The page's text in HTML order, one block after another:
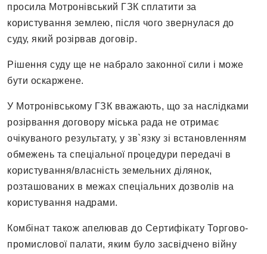
просила Мотронівський ГЗК сплатити за
користування землею, після чого звернулася до
суду, який розірвав договір.
Рішення суду ще не набрало законної сили і може
бути оскаржене.
У Мотронівському ГЗК вважають, що за наслідками
розірвання договору міська рада не отримає
очікуваного результату, у зв`язку зі встановленням
обмежень та спеціальної процедури передачі в
користування/власність земельних ділянок,
розташованих в межах спеціальних дозволів на
користування надрами.
Комбінат також апелював до Сертифікату Торгово-
промислової палати, яким було засвідчено війну